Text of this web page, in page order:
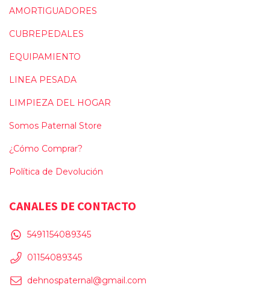
AMORTIGUADORES
CUBREPEDALES
EQUIPAMIENTO
LINEA PESADA
LIMPIEZA DEL HOGAR
Somos Paternal Store
¿Cómo Comprar?
Política de Devolución
CANALES DE CONTACTO
5491154089345
01154089345
dehnospaternal@gmail.com